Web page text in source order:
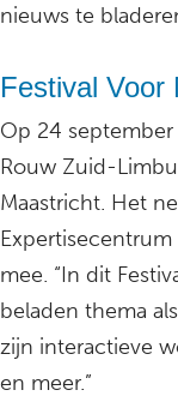
nieuws te
Festival Voor
Op 24
Rouw Zuid-
Maastricht. Het
Expertisecentrum
mee. “In dit
beladen thema
zijn interactieve
en meer.”